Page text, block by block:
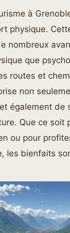
à
physique.
nombreux
que
routes et
non
également de
Que ce soit
ou pour
les bienfaits